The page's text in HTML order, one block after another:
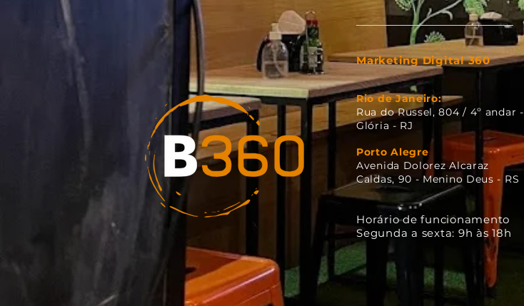
Marketing Digital 360
​Rio de Janeiro:
Rua do Russel, 804 / 4º andar -
Glória - RJ
Porto Alegre
Avenida Dolorez Alcaraz
Caldas, 90 - Menino Deus - RS
Horário de funcionamento
Segunda a sexta: 9h às 18h